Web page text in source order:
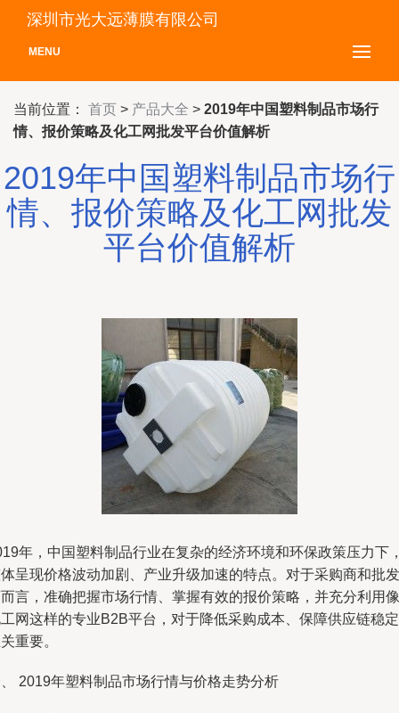
深圳市光大远薄膜有限公司
MENU
当前位置： 首页 > 产品大全 > 2019年中国塑料制品市场行
情、报价策略及化工网批发平台价值解析
2019年中国塑料制品市场行
情、报价策略及化工网批发
平台价值解析
年，中国塑料制品行业在复杂的经济环境和环保政策压力下
呈现价格波动加剧、产业升级加速的特点。对于采购商和批发
言，准确把握市场行情、掌握有效的报价策略，并充分利用像
网这样的专业B2B平台，对于降低采购成本、保障供应链稳定
重要。
2019年塑料制品市场行情与价格走势分析